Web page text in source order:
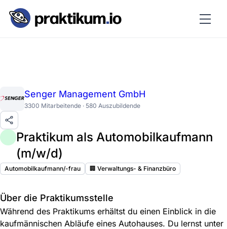
Senger Management GmbH
3300 Mitarbeitende · 580 Auszubildende
Praktikum als Automobilkaufmann
(m/w/d)
Automobilkaufmann/-frau 🏢 Verwaltungs- & Finanzbüro
Über die Praktikumsstelle
Während des Praktikums erhältst du einen Einblick in die
kaufmännischen Abläufe eines Autohauses. Du lernst unter